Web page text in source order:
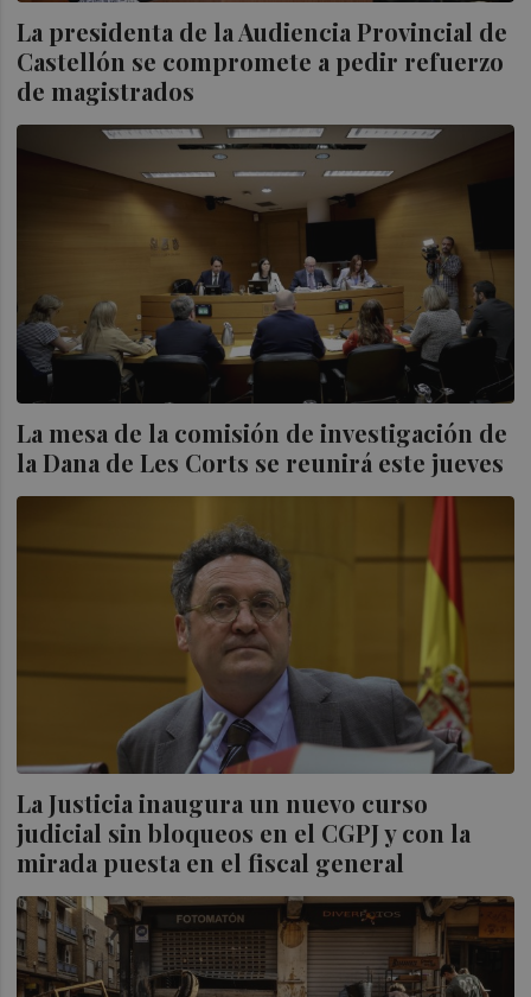
La presidenta de la Audiencia Provincial de
Castellón se compromete a pedir refuerzo
de magistrados
La mesa de la comisión de investigación de
la Dana de Les Corts se reunirá este jueves
La Justicia inaugura un nuevo curso
judicial sin bloqueos en el CGPJ y con la
mirada puesta en el fiscal general